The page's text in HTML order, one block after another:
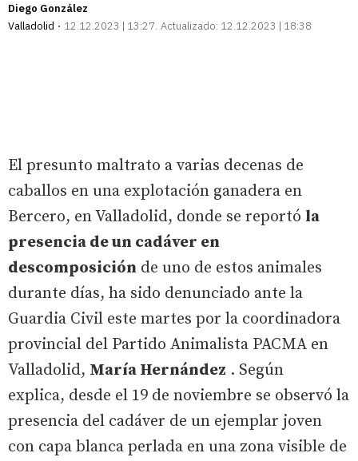
Diego González
Valladolid
12.12.2023 | 13:27 Actualizado: 12.12.2023 | 18:38
El presunto maltrato a varias decenas de
caballos en una explotación ganadera en
Bercero, en Valladolid, donde se reportó la
presencia de un cadáver en
descomposición de uno de estos animales
durante días, ha sido denunciado ante la
Guardia Civil este martes por la coordinadora
provincial del Partido Animalista PACMA en
Valladolid, María Hernández . Según
explica, desde el 19 de noviembre se observó la
presencia del cadáver de un ejemplar joven
con capa blanca perlada en una zona visible de